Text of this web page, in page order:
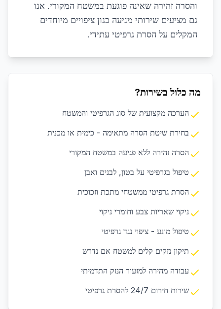
והסרה זהירה שאינה פוגעת במשטח המקורי. אנו
גם מציעים שירותי מניעה כגון ציפויים מיוחדים
המקלים על הסרת גרפיטי עתידי.
מה כלול בשירות?
הערכה מקצועית של סוג הגרפיטי והמשטח
בחירת שיטת הסרה מתאימה - כימית או מכנית
הסרה זהירה ללא פגיעה במשטח המקורי
טיפול בגרפיטי על בטון, לבנים ואבן
הסרת גרפיטי ממשטחי מתכת וזכוכית
ניקוי שאריות צבע וחומרי ניקוי
טיפול מונע - ציפוי נגד גרפיטי
תיקון נזקים קלים למשטח אם נדרש
עבודה מהירה למזעור הנזק התדמיתי
שירות חירום 24/7 להסרת גרפיטי